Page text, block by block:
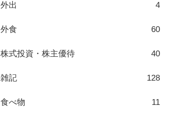
外出 4
外食 60
株式投資・株主優待 40
雑記 128
食べ物 11